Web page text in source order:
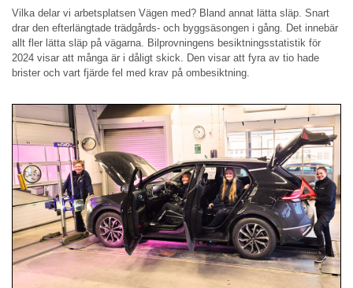
Vilka delar vi arbetsplatsen Vägen med? Bland annat lätta släp. Snart
drar den efterlängtade trädgårds- och byggsäsongen i gång. Det innebär
allt fler lätta släp på vägarna. Bilprovningens besiktningsstatistik för
2024 visar att många är i dåligt skick. Den visar att fyra av tio hade
brister och vart fjärde fel med krav på ombesiktning.